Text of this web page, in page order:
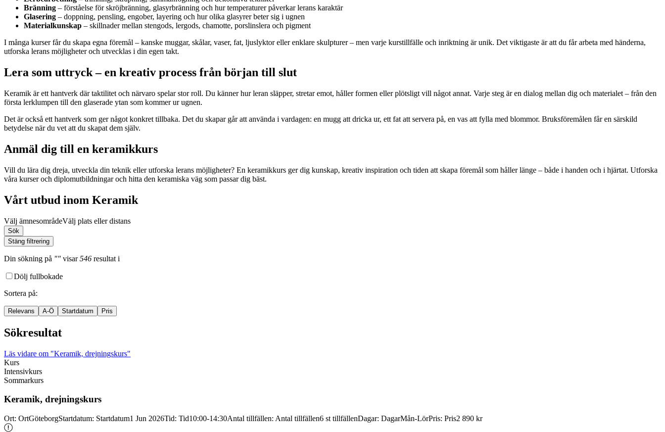
Bränning – förståelse för skröjbränning, glasyrbränning och hur temperaturer påverkar lerans karaktär
Glasering – doppning, pensling, engober, layering och hur olika glasyrer beter sig i ugnen
Materialkunskap – skillnader mellan stengods, lergods, chamotte, porslinslera och pigment
I många kurser får du skapa egna föremål – kanske muggar, skålar, vaser, fat, ljuslyktor eller enklare skulpturer – men varje kurstillfälle och inriktning är unik. Det viktigaste är att du får arbeta med händerna,
utforska lerans möjligheter och utvecklas i din egen takt.
Lera som uttryck – en kreativ process från början till slut
Keramik är ett hantverk där taktilitet och närvaro spelar stor roll. Du känner hur leran släpper, stretar emot, håller formen eller plötsligt vill något annat. Varje steg är en dialog mellan dig och materialet – från den
första lerklumpen till den glaserade ytan som kommer ur ugnen.
Det är också ett hantverk som ger något konkret tillbaka. Det du skapar går att använda i vardagen: en mugg att dricka ur, ett fat att servera på, en vas att fylla med blommor. Bruksföremålen får en särskild
betydelse när du vet att du skapat dem själv.
Anmäl dig till en keramikkurs
Vill du lära dig dreja, utveckla din teknik eller utforska lerans möjligheter? En keramikkurs ger dig kunskap, kreativ inspiration och tiden att skapa föremål som håller länge – både i handen och i hjärtat. Utforska
våra kurser och diplomutbildningar och hitta den keramiska väg som passar dig bäst.
Vårt utbud inom Keramik
Välj ämnesområdeVälj plats eller distans
Sök
Stäng filtrering
Din sökning på "" visar546 resultat i
Dölj fullbokade
Sortera på:
Relevans A-Ö Startdatum Pris
Sökresultat
Läs vidare om "Keramik, drejningskurs"
Kurs
Intensivkurs
Sommarkurs
Keramik, drejningskurs
Ort: OrtGöteborgStartdatum: Startdatum1 Jun 2026Tid: Tid10:00-14:30Antal tillfällen: Antal tillfällen6 st tillfällenDagar: DagarMån-LörPris: Pris2 890 kr